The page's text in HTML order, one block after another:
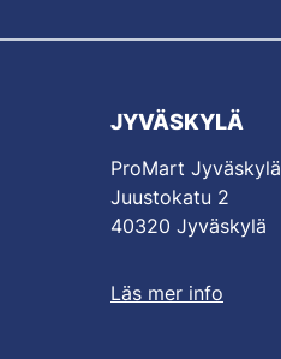
JYVÄSKYLÄ
ProMart Jyväskylä
Juustokatu 2
40320 Jyväskylä
Läs mer info